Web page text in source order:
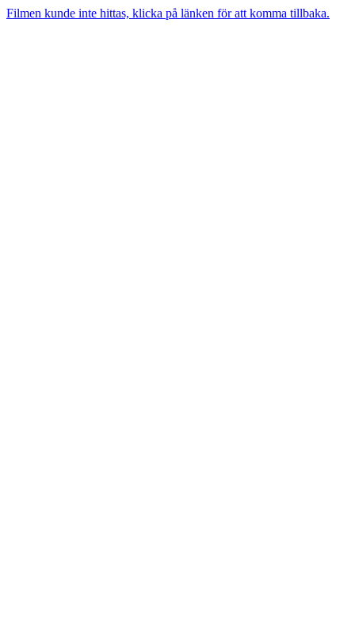
Filmen kunde inte hittas, klicka på länken för att komma tillbaka.